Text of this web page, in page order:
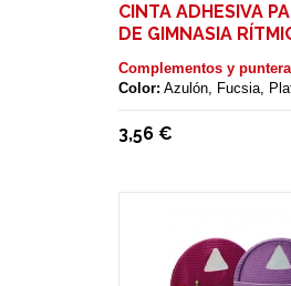
CINTA ADHESIVA
DE GIMNASIA
Complementos y
Color: Azulón, Fucsia,
3,56 €